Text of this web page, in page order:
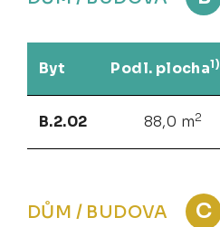
Byt Podl. plocha1)
B.2.02 88,0 m2
DŮM / BUDOVA C